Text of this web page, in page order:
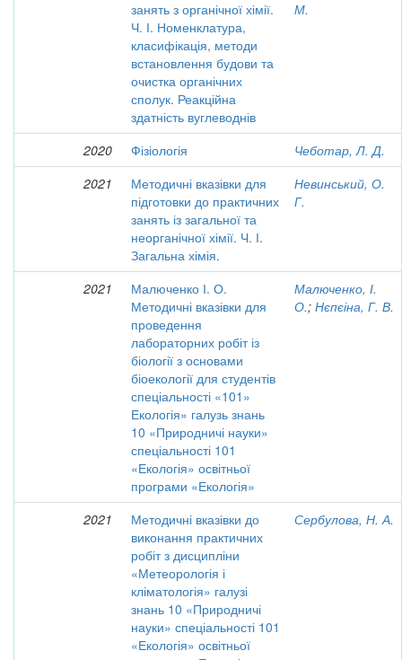
занять з органічної хімії.
Ч. І. Номенклатура,
класифікація, методи
встановлення будови та
очистка органічних
сполук. Реакційна
здатність вуглеводнів
М.
2020 Фізіологія
Чеботар, Л. Д.
2021
Методичні вказівки для
підготовки до практичних
занять із загальної та
неорганічної хімії. Ч. І.
Загальна хімія.
Невинський, О.
Г.
2021
Малюченко І. О.
Методичні вказівки для
проведення
лабораторних робіт із
біології з основами
біоекології для студентів
спеціальності «101»
Екологія» галузь знань
10 «Природничі науки»
спеціальності 101
«Екологія» освітньої
програми «Екологія»
Малюченко, І.
О.; Нєпєіна, Г. В.
2021
Методичні вказівки до
виконання практичних
робіт з дисципліни
«Метеорологія і
кліматологія» галузі
знань 10 «Природничі
науки» спеціальності 101
«Екологія» освітньої
Сербулова, Н. А.